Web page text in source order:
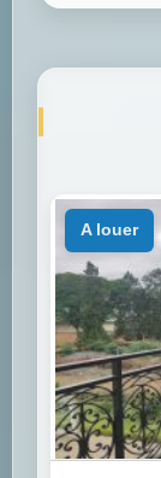
a louer